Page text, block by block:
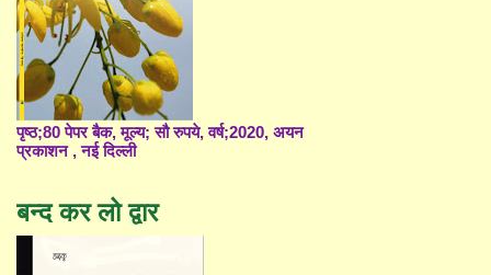
पृष्ठ;80 पेपर बैक, मूल्य; सौ रुपये, वर्ष;2020, अयन
प्रकाशन , नई दिल्ली
बन्द कर लो द्वार